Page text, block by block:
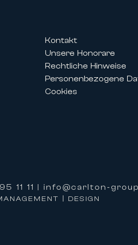
Festivals ermöglichen
auf ihre
Service und einer
zudem exklusive
Kontakt
Unsere Honorare
Rechtliche Hinweise
Personenbezogene
Cookies
11 11 info@carlton-
| DESIGN